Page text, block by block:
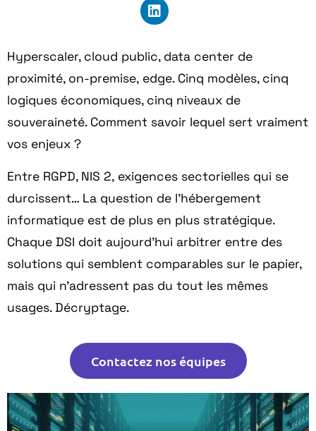
Hyperscaler, cloud public, data center de
proximité, on-premise, edge. Cinq modèles, cinq
logiques économiques, cinq niveaux de
souveraineté. Comment savoir lequel sert vraiment
vos enjeux ?
Entre RGPD, NIS 2, exigences sectorielles qui se
durcissent… La question de l’hébergement
informatique est de plus en plus stratégique.
Chaque DSI doit aujourd’hui arbitrer entre des
solutions qui semblent comparables sur le papier,
mais qui n’adressent pas du tout les mêmes
usages. Décryptage.
Contactez nos équipes